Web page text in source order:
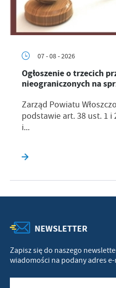
07 - 08 - 2026
Ogłoszenie o trzecich
nieograniczonych na
Zarząd Powiatu
podstawie art. 38 ust. 1 i
i...
NEWSLETTER
Zapisz się do naszego
wiadomości na podany adres